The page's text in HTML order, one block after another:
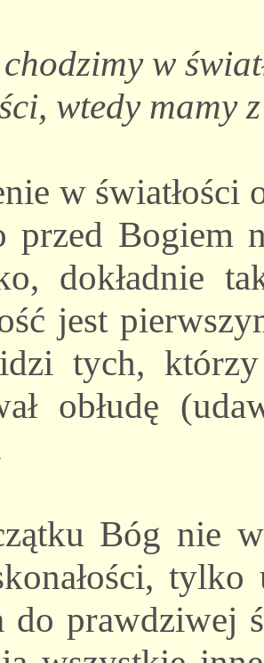
w
wtedy mamy
w światłości
przed
dokładnie
jest
tych,
obłudę
Bóg nie
do prawdziwej